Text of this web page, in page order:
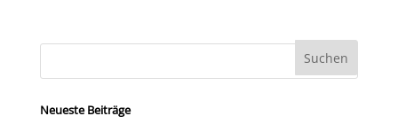
Neueste Beiträge